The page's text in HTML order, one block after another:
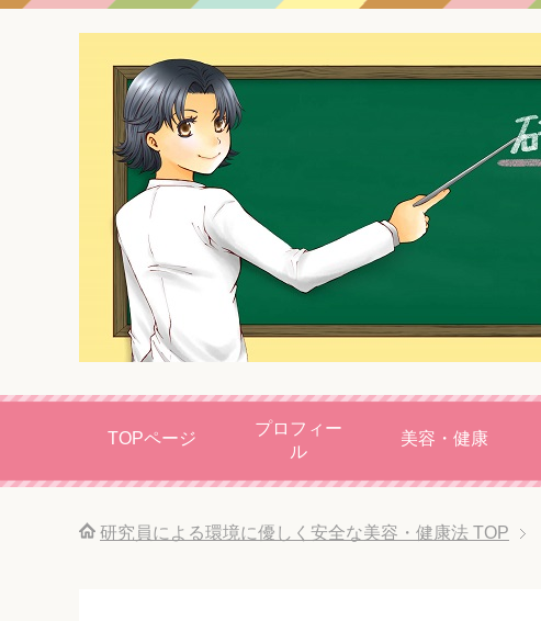
TOPページ
プロフィー
ル
美容・健康
研究員による環境に優しく安全な美容・健康法 TOP